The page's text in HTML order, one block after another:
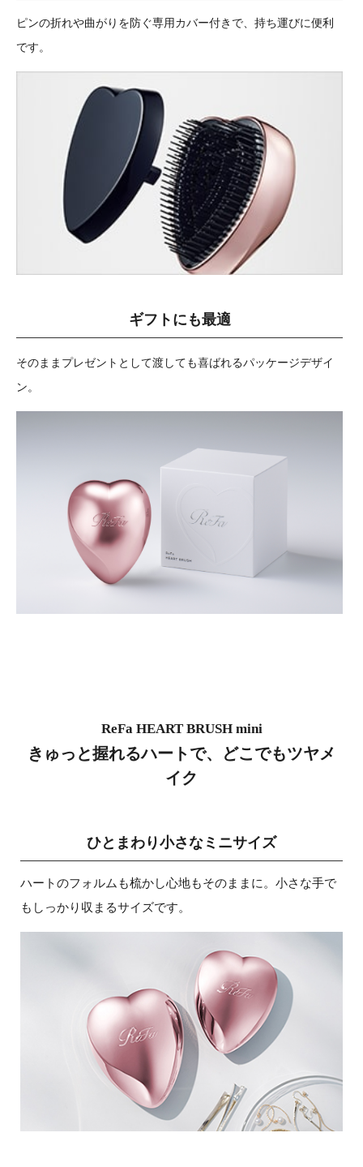
ピンの折れや曲がりを防ぐ専用カバー付きで、持ち運びに便利
です。
ギフトにも最適
そのままプレゼントとして渡しても喜ばれるパッケージデザイ
ン。
ReFa HEART BRUSH mini
きゅっと握れるハートで、どこでもツヤメ
イク
ひとまわり小さなミニサイズ
ハートのフォルムも梳かし心地もそのままに。小さな手で
もしっかり収まるサイズです。